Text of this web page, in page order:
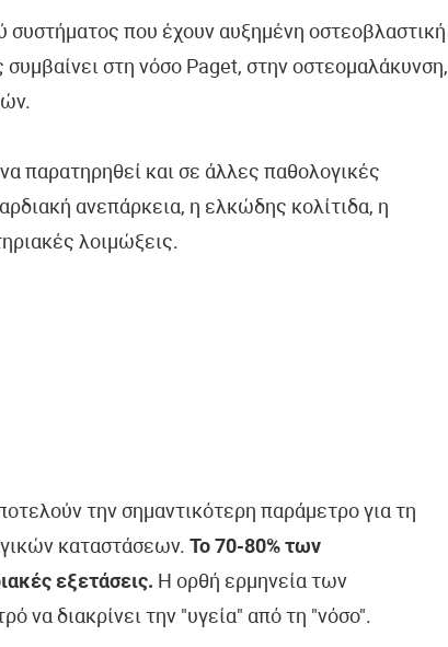
συστήματος που έχουν αυξημένη οστεοβλαστική
στη νόσο Paget, στην οστεομαλάκυνση,
παρατηρηθεί και σε άλλες παθολογικές
ανεπάρκεια, η ελκώδης κολίτιδα, η
λοιμώξεις.
την σημαντικότερη παράμετρο για τη
καταστάσεων. Το 70-80% των
εξετάσεις. Η ορθή ερμηνεία των
να διακρίνει την "υγεία" από τη "νόσο".